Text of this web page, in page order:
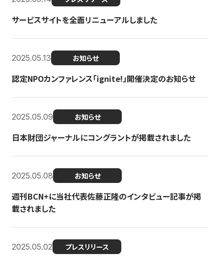
サービスサイトを全面リニューアルしました
2025.05.13 お知らせ
認定NPOカンファレンス「ignite!」開催決定のお知らせ
2025.05.09 お知らせ
日本財団ジャーナルにコングラントが掲載されました
2025.05.08 お知らせ
週刊BCN+に当社代表佐藤正隆のインタビュー記事が掲
載されました
2025.05.02 プレスリリース